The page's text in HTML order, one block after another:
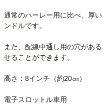
通常のハーレー用に比べ、厚
ンドルです。
また、配線中通し用の穴があ
せることができます。
高さ：8インチ（約20㎝）
電子スロットル車用